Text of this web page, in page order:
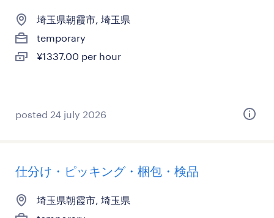
埼玉県朝霞市, 埼玉県
temporary
¥1337.00 per hour
posted 24 july 2026
仕分け・ピッキング・梱包・検品
埼玉県朝霞市, 埼玉県